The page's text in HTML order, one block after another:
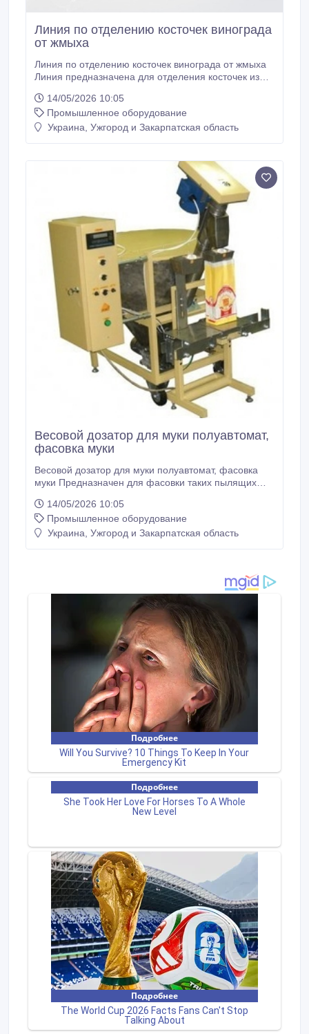
Линия по отделению косточек винограда
от жмыха
Линия по отделению косточек винограда от жмыха
Линия предназначена для отделения косточек из
других подобных продуктов. Продукт
перерабатывается в сухом виде, влажность до 50%.
Основные операции, выполняемые линией:
14/05/2026 10:05
Промышленное оборудование
Украина, Ужгород и Закарпатская область
Весовой дозатор для муки полуавтомат,
фасовка муки
Весовой дозатор для муки полуавтомат, фасовка
муки Предназначен для фасовки таких пылящих
какао, сухое молоко и других подобных продуктов в
готовые бумажные пакеты. Дозатор в
автоматическом режиме обеспечивает засыпку и
14/05/2026 10:05
Промышленное оборудование
Украина, Ужгород и Закарпатская область